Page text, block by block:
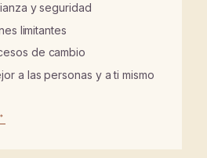
y seguridad
limitantes
de cambio
a las personas y a ti mismo